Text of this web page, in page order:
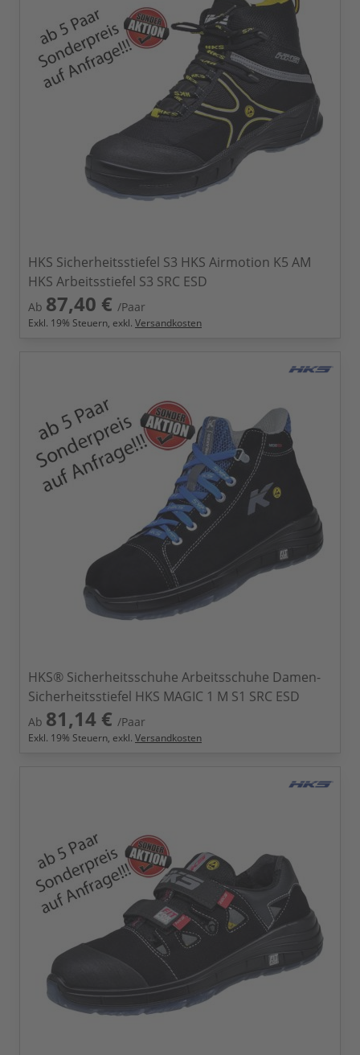
HKS Sicherheitsstiefel S3 HKS Airmotion K5 AM
HKS Arbeitsstiefel S3 SRC ESD
Ab 87,40 € /Paar
Exkl. 19% Steuern, exkl. Versandkosten
HKS® Sicherheitsschuhe Arbeitsschuhe Damen-
Sicherheitsstiefel HKS MAGIC 1 M S1 SRC ESD
Ab 81,14 € /Paar
Exkl. 19% Steuern, exkl. Versandkosten